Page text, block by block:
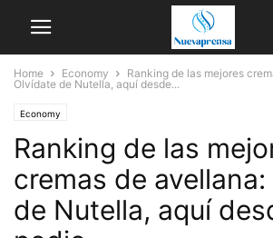
Home Economy
Ranking de las mejores
Olvídate de Nutella, aquí desde...
Economy
Ranking de las
cremas de
de Nutella, aquí